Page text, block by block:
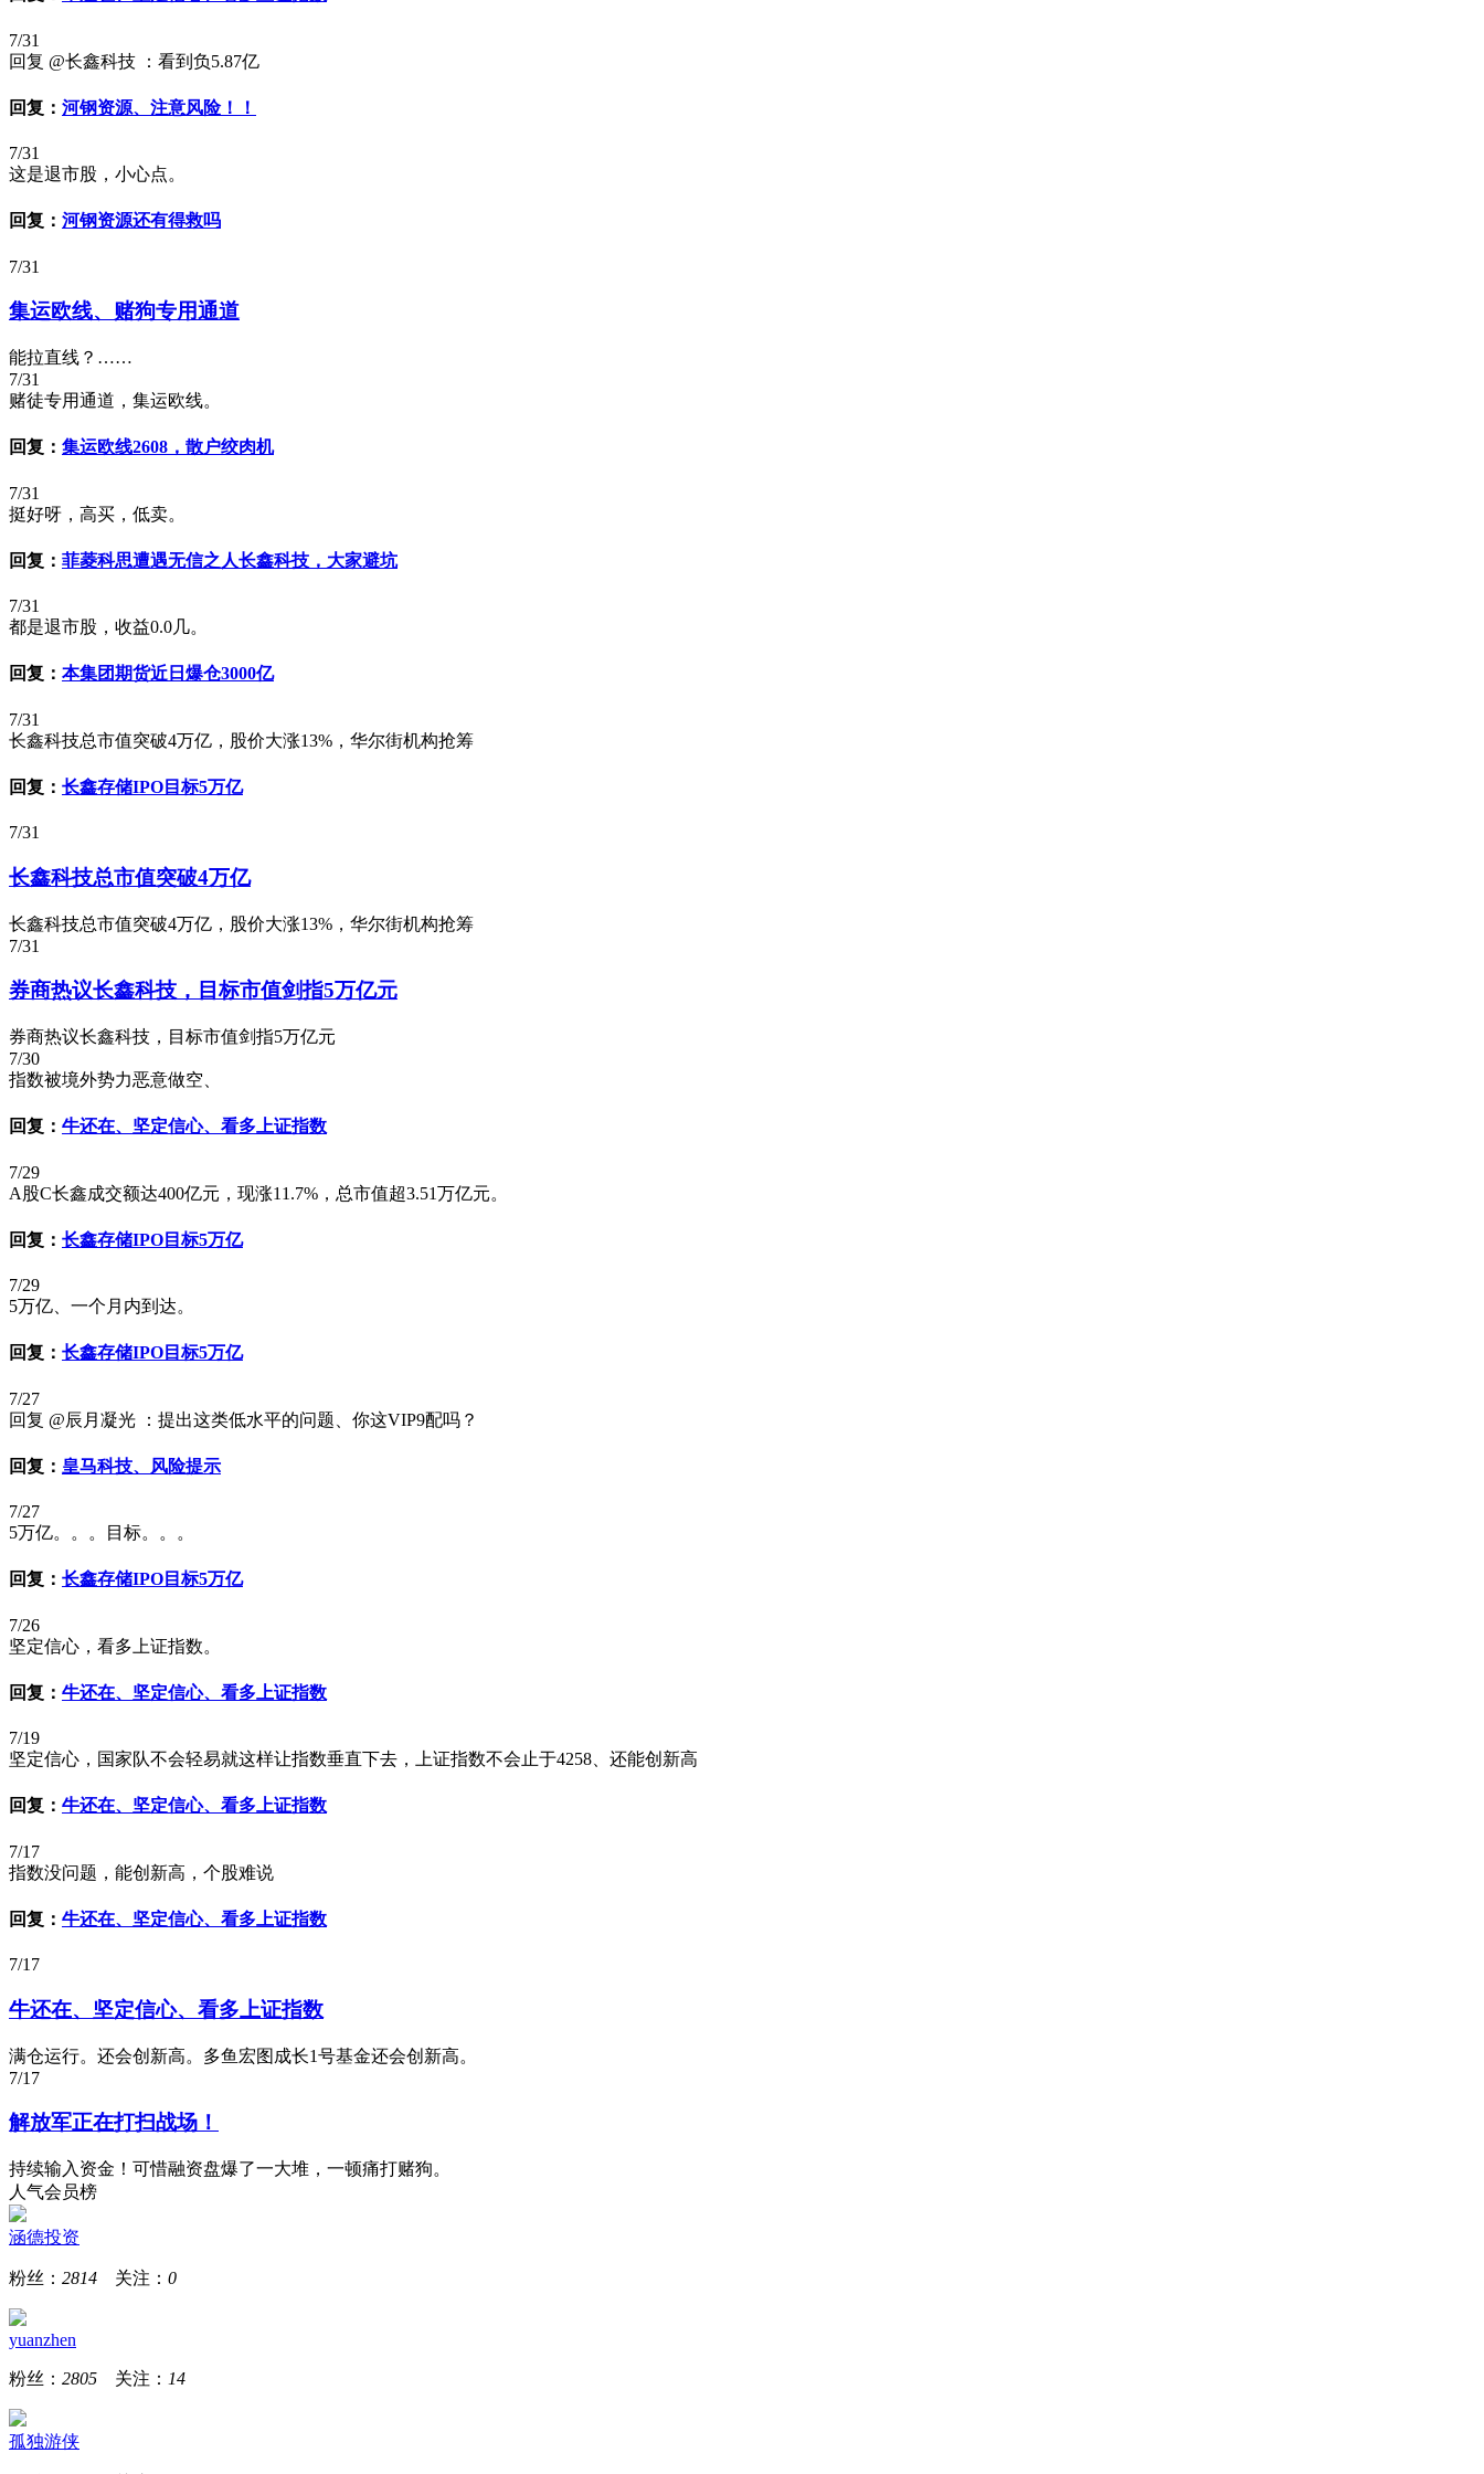
7/31
回复 @长鑫科技 ：看到负5.87亿
回复： 河钢资源、注意风险！！
7/31
这是退市股，小心点。
回复： 河钢资源还有得救吗
7/31
集运欧线、赌狗专用通道
能拉直线？……
7/31
赌徒专用通道，集运欧线。
回复： 集运欧线2608，散户绞肉机
7/31
挺好呀，高买，低卖。
回复： 菲菱科思遭遇无信之人长鑫科技，大家避坑
7/31
都是退市股，收益0.0几。
回复： 本集团期货近日爆仓3000亿
7/31
长鑫科技总市值突破4万亿，股价大涨13%，华尔街机构抢筹
回复： 长鑫存储IPO目标5万亿
7/31
长鑫科技总市值突破4万亿
长鑫科技总市值突破4万亿，股价大涨13%，华尔街机构抢筹
7/31
券商热议长鑫科技，目标市值剑指5万亿元
券商热议长鑫科技，目标市值剑指5万亿元
7/30
指数被境外势力恶意做空、
回复： 牛还在、坚定信心、看多上证指数
7/29
A股C长鑫成交额达400亿元，现涨11.7%，总市值超3.51万亿元。
回复： 长鑫存储IPO目标5万亿
7/29
5万亿、一个月内到达。
回复： 长鑫存储IPO目标5万亿
7/27
回复 @辰月凝光 ：提出这类低水平的问题、你这VIP9配吗？
回复： 皇马科技、风险提示
7/27
5万亿。。。目标。。。
回复： 长鑫存储IPO目标5万亿
7/26
坚定信心，看多上证指数。
回复： 牛还在、坚定信心、看多上证指数
7/19
坚定信心，国家队不会轻易就这样让指数垂直下去，上证指数不会止于4258、还能创新高
回复： 牛还在、坚定信心、看多上证指数
7/17
指数没问题，能创新高，个股难说
回复： 牛还在、坚定信心、看多上证指数
7/17
牛还在、坚定信心、看多上证指数
满仓运行。还会创新高。多鱼宏图成长1号基金还会创新高。
7/17
解放军正在打扫战场！
持续输入资金！可惜融资盘爆了一大堆，一顿痛打赌狗。
人气会员榜
涵德投资
粉丝： 2814 关注： 0
yuanzhen
粉丝： 2805 关注： 14
孤独游侠